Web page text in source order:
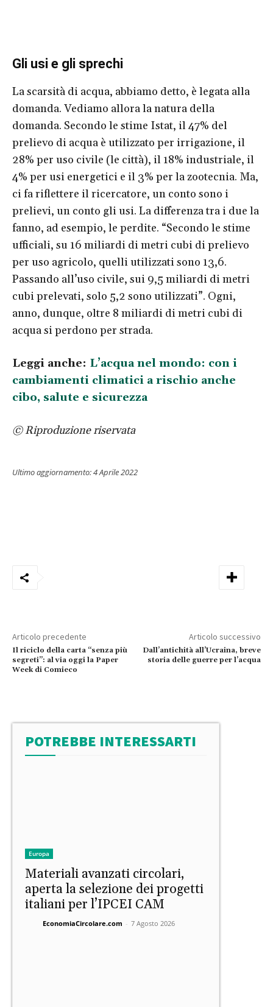
Gli usi e gli sprechi
La scarsità di acqua, abbiamo detto, è legata alla
domanda. Vediamo allora la natura della
domanda. Secondo le stime Istat, il 47% del
prelievo di acqua è utilizzato per irrigazione, il
28% per uso civile (le città), il 18% industriale, il
4% per usi energetici e il 3% per la zootecnia. Ma,
ci fa riflettere il ricercatore, un conto sono i
prelievi, un conto gli usi. La differenza tra i due la
fanno, ad esempio, le perdite. “Secondo le stime
ufficiali, su 16 miliardi di metri cubi di prelievo
per uso agricolo, quelli utilizzati sono 13,6.
Passando all’uso civile, sui 9,5 miliardi di metri
cubi prelevati, solo 5,2 sono utilizzati”. Ogni,
anno, dunque, oltre 8 miliardi di metri cubi di
acqua si perdono per strada.
Leggi anche: L’acqua nel mondo: con i
cambiamenti climatici a rischio anche
cibo, salute e sicurezza
© Riproduzione riservata
Ultimo aggiornamento:4 Aprile 2022
Articolo precedente
Il riciclo della carta “senza più
segreti”: al via oggi la Paper
Week di Comieco
Articolo successivo
Dall’antichità all’Ucraina, breve
storia delle guerre per l’acqua
POTREBBE INTERESSARTI
Europa
Materiali avanzati circolari,
aperta la selezione dei progetti
italiani per l’IPCEI CAM
EconomiaCircolare.com - 7 Agosto 2026